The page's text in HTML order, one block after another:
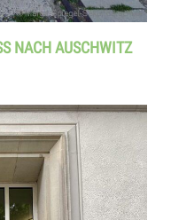
NACH AUSCHWITZ